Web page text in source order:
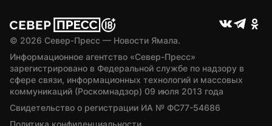
© 2026 Север-Пресс — Новости Ямала.
Информационное агентство «Север-Пресс»
зарегистрировано в Федеральной службе по надзору в
сфере связи, информационных технологий и массовых
коммуникаций (Роскомнадзор) 09 июля 2013 года
Свидетельство о регистрации ИА № ФС77-54686
Политика конфиденциальности.